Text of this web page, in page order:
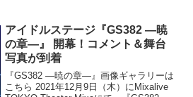
アイドルステージ『GS382 ―暁
の章―』 開幕！コメント＆舞台
写真が到着
『GS382 ―暁の章―』画像ギャラリーは
こちら 2021年12月9日（木）にMixalive